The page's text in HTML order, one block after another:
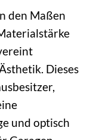
den Maßen
Dieses
und optisch